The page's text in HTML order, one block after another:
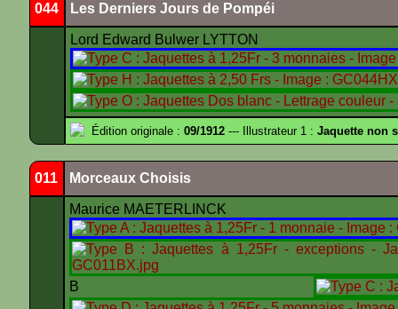
044 Les Derniers Jours de Pompéi
Lord Edward Bulwer LYTTON
Édition originale : 09/1912 --- Illustrateur 1 : Jaquette non
011 Morceaux Choisis
Maurice MAETERLINCK
B